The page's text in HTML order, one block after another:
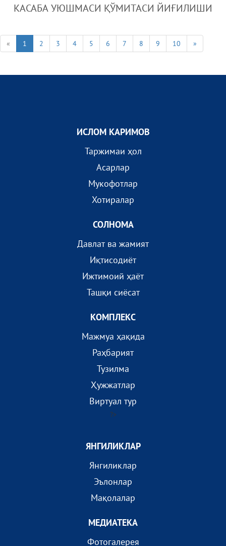
КАСАБА УЮШМАСИ ҚЎМИТАСИ ЙИҒИЛИШИ
« 1 2 3 4 5 6 7 8 9 10 »
ИСЛОМ КАРИМОВ
Таржимаи ҳол
Асарлар
Мукофотлар
Хотиралар
СОЛНОМА
Давлат ва жамият
Иқтисодиёт
Ижтимоий ҳаёт
Ташқи сиёсат
КОМПЛEКС
Мажмуа ҳақида
Раҳбарият
Тузилма
Ҳужжатлар
Виртуал тур
?>
ЯНГИЛИКЛАР
Янгиликлар
Эълонлар
Мақолалар
МEДИАТEКА
Фотогалерея